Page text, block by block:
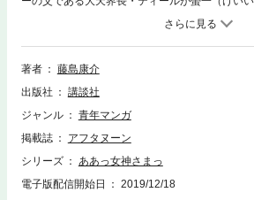
クレース。試練につぐ試練を乗り越えたふたり
胸に抱いて帰ってきた!! あとは無事に地上界へ
の時、魔界と地上界をつなぐゲートは徐徐に閉
著者
藤島康介
出版社
講談社
ジャンル
青年マンガ
掲載誌
アフタヌーン
シリーズ
ああっ女神さまっ
電子版配信開始日
2019/12/18